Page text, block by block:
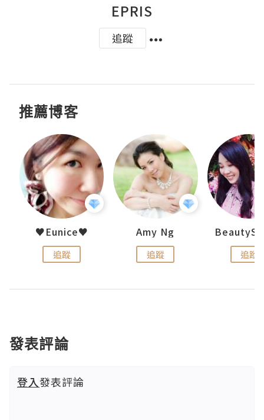
EPRIS
追蹤
推薦博客
♥Eunice♥
追蹤
Amy Ng
追蹤 追蹤
發表評論
登入發表評論